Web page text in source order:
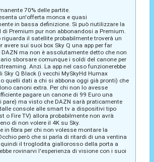
70% delle partite.
un'offerta monca e quasi
in bassa definizione. Si può riutilizzare la
di Premium pur non abbonandosi a Premium.
riguarda il satellite probabilmente troverà un
avere sui suoi box Sky Q una app per far
ma non è assolutamente detto che non
sborsare comunque i soldi del canone per
Anzi. La app nel caso funzionerebbe
Sky Q Black (i vecchi MySkyHd Humax
quelli dati a chi si abbona oggi già pronti) che
canoni extra. Per chi non lo avesse
pagare un canone di 99 Euro una
ma visto che DAZN sarà praticamente
console alle smart tv a dispositivi tipo
o Fire TV) allora probabilmente non avrà
di non volere il 4K su Sky.
in fibra per chi non volesse montare la
però che si parla di ritardi di una ventina
il troglodita giallorosso della porta a
rovinarvi l'esperienza di visione con i suoi